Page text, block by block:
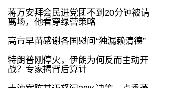
蒋万安拜会民进党团不到20分钟被请
离场，他看穿绿营策略
高市早苗感谢各国慰问“独漏赖清德”
特朗普刚停火，伊朗为何反而主动开
战？专家揭背后算计